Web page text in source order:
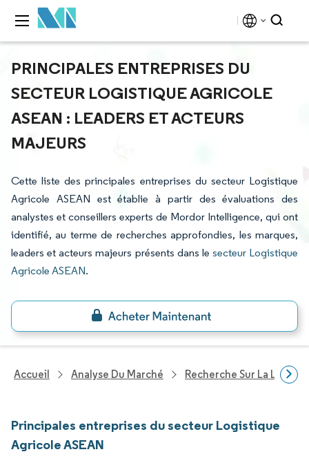
PRINCIPALES ENTREPRISES DU
SECTEUR LOGISTIQUE AGRICOLE
ASEAN : LEADERS ET ACTEURS
MAJEURS
Cette liste des principales entreprises du secteur Logistique
Agricole ASEAN est établie à partir des évaluations des
analystes et conseillers experts de Mordor Intelligence, qui ont
identifié, au terme de recherches approfondies, les marques,
leaders et acteurs majeurs présents dans le secteur Logistique
Agricole ASEAN.
Accueil Analyse Du Marché Recherche Sur La
Principales entreprises du secteur Logistique
Agricole ASEAN